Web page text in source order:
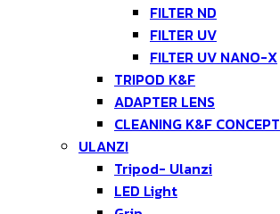
FILTER ND
FILTER UV
FILTER UV NANO-X
TRIPOD K&F
ADAPTER LENS
CLEANING K&F CONCEPT
ULANZI
Tripod- Ulanzi
LED Light